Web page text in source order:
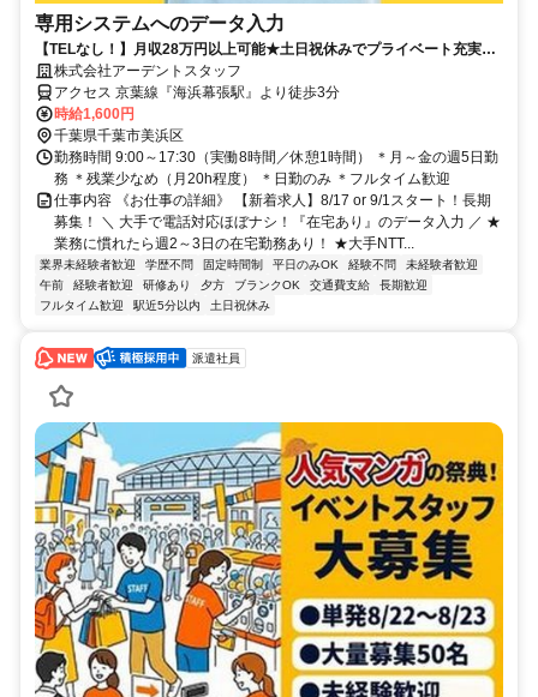
専用システムへのデータ入力
【TELなし！】月収28万円以上可能★土日祝休みでプライベート充実！
未経験OK！慣れたら、在宅勤務あり♪
株式会社アーデントスタッフ
アクセス 京葉線『海浜幕張駅』より徒歩3分
時給1,600円
千葉県千葉市美浜区
勤務時間 9:00～17:30（実働8時間／休憩1時間） ＊月～金の週5日勤
務 ＊残業少なめ（月20h程度） ＊日勤のみ ＊フルタイム歓迎
仕事内容 《お仕事の詳細》 【新着求人】8/17 or 9/1スタート！長期
募集！ ＼ 大手で電話対応ほぼナシ！『在宅あり』のデータ入力 ／ ★
業務に慣れたら週2～3日の在宅勤務あり！ ★大手NTT...
業界未経験者歓迎 学歴不問 固定時間制 平日のみOK 経験不問
未経験者歓迎
午前
経験者歓迎 研修あり 夕方 ブランクOK 交通費支給
長期歓迎
フルタイム歓迎
駅近5分以内 土日祝休み
派遣社員